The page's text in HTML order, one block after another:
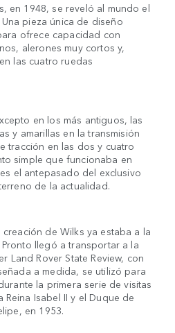
en 1948, se reveló al mundo el
pieza única de diseño
ofrece capacidad con
alerones muy cortos y,
las cuatro ruedas
en los más antiguos, las
y amarillas en la transmisión
tracción en las dos y cuatro
simple que funcionaba en
el antepasado del exclusivo
de la actualidad.
de Wilks ya estaba a la
llegó a transportar a la
Land Rover State Review, con
a medida, se utilizó para
la primera serie de visitas
Isabel II y el Duque de
en 1953.